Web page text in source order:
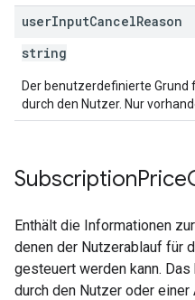
userInputCancelReason
string
Der benutzerdefinierte Grund
durch den Nutzer. Nur
SubscriptionPrice
Enthält die Informationen
denen der Nutzerablauf für
gesteuert werden kann.
durch den Nutzer oder einer